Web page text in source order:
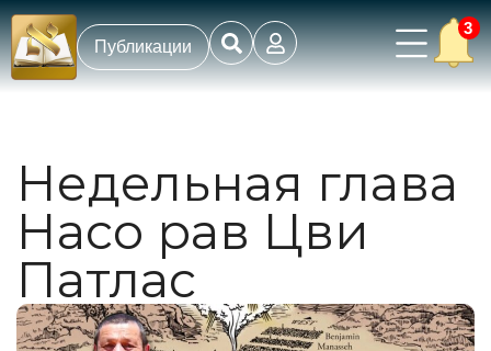
Публикации
3
Недельная глава
Насо рав Цви
Патлас